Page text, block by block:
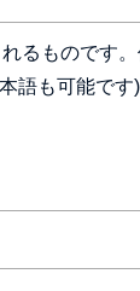
るものです
語も可能です)